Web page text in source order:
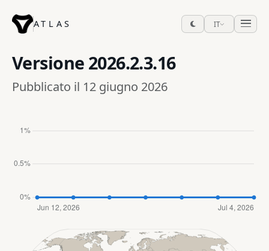
ATLAS IT
Versione 2026.2.3.16
Pubblicato il 12 giugno 2026